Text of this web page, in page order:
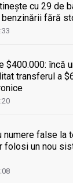
cu 29 de
benzinării fără
$400.000: încă
transferul a
numere false la
folosi un nou